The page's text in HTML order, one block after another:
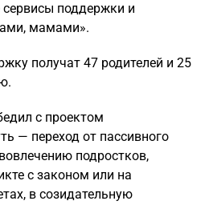
поддержки и
мамами».
получат 47 родителей и 25
с проектом
— переход от пассивного
подростков,
с законом или на
в созидательную